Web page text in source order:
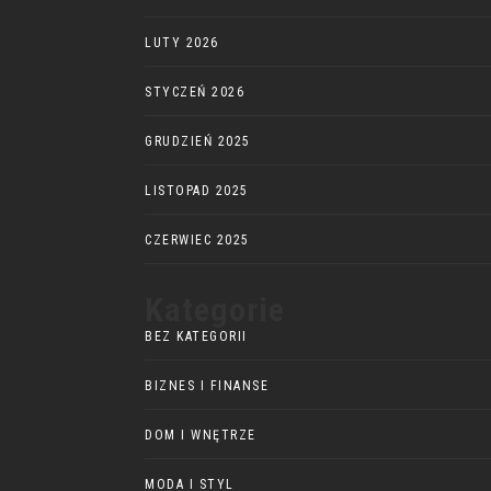
LUTY 2026
STYCZEŃ 2026
GRUDZIEŃ 2025
LISTOPAD 2025
CZERWIEC 2025
BEZ KATEGORII
BIZNES I FINANSE
DOM I WNĘTRZE
MODA I STYL